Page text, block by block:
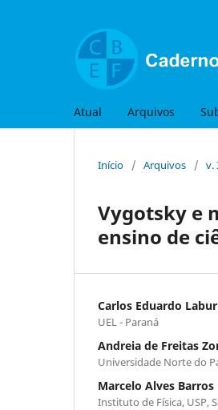
Atual Arquivos
Início / Arquivos / v.
Vygotsky e
ensino de
Carlos Eduardo
UEL - Paraná
Andreia de Freitas
Universidade Norte do
Marcelo Alves Barros
Instituto de Física, USP,